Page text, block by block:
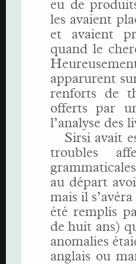
eu de
les avaient
et avaient
quand le
apparurent
renforts de
offerts par
l’analyse des
Sirsi avait
troubles
au départ
mais il
été remplis
de huit ans)
anomalies
anglais ou